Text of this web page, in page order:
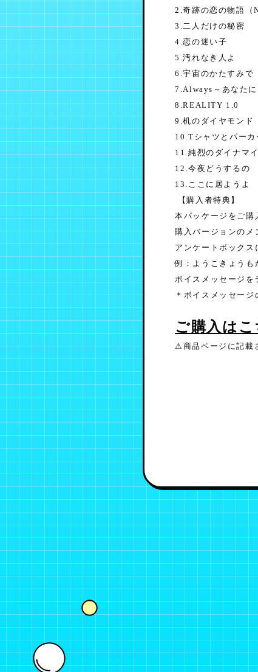
2.奇跡の恋の物語（
3.二人だけの秘密
4.恋の迷い子
5.汚れなき人よ
6.宇宙のかたすみで
7.Always～あなたに
8.REALITY 1.0
9.机のダイヤモンド
10.Tシャツとパーカ
11.純烈のダイナマ
12.今夜どうするの
13.ここに居ようよ
【購入者特典】
本パッケージをご購
購入バージョンのメ
アンケートボックス
例：ようこきょうも
ボイスメッセージを
＊ボイスメッセー
ご購入は
⚠商品ページに記載